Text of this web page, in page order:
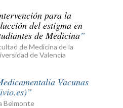
para la
del estigma en
de Medicina
de Medicina de la
de Valencia
Vacunas
Belmonte